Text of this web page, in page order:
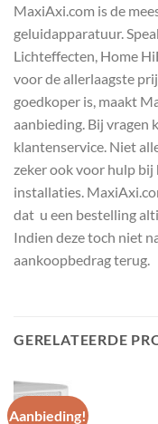
MaxiAxi.com is de
geluidapparatuur.
Lichteffecten, Home
voor de allerlaagste
goedkoper is, maakt
aanbieding. Bij vragen
klantenservice. Niet
zeker ook voor hulp
installaties.
dat u een bestelling
Indien deze toch niet
aankoopbedrag terug.
GERELATEERDE
Aanbieding!